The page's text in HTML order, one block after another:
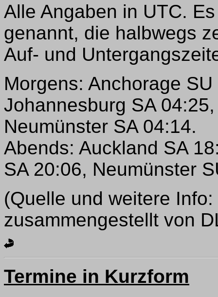
Alle Angaben in UTC.
genannt, die halbwegs
Auf- und
Morgens: Anchorage
Johannesburg SA
Neumünster SA 04:14.
Abends: Auckland SA
SA 20:06, Neumünster
(Quelle und weitere
zusammengestellt von
Termine in Kurzform